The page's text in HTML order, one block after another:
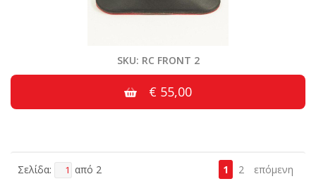
SKU: RC FRONT 2
€ 55,00
Σελίδα: από 2 1 2 επόμενη